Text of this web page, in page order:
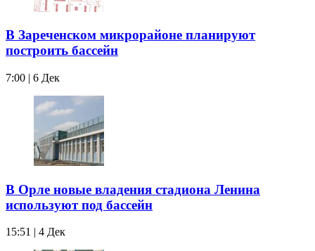
В Зареченском микрорайоне планируют
построить бассейн
7:00 | 6 Дек
В Орле новые владения стадиона Ленина
используют под бассейн
15:51 | 4 Дек